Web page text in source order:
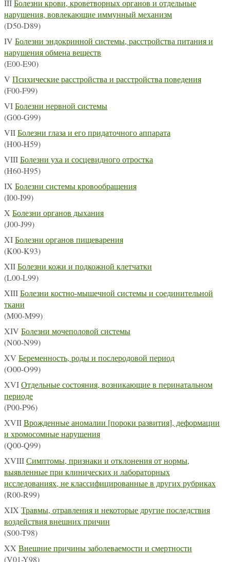
IIIБолезни крови, кроветворных органов и отдельные
нарушения, вовлекающие иммунный механизм
(D50-D89)
IV Болезни эндокринной системы, расстройства питания и
нарушения обмена веществ
(E00-E90)
V Психические расстройства и расстройства поведения
(F00-F99)
VIБолезни нервной системы
(G00-G99)
VIIБолезни глаза и его придаточного аппарата
(H00-H59)
VIIIБолезни уха и сосцевидного отростка
(H60-H95)
IX Болезни системы кровообращения
(I00-I99)
X Болезни органов дыхания
(J00-J99)
XIБолезни органов пищеварения
(K00-K93)
XIIБолезни кожи и подкожной клетчатки
(L00-L99)
XIIIБолезни костно-мышечной системы и соединительной
ткани
(M00-M99)
XIV Болезни мочеполовой системы
(N00-N99)
XV Беременность, роды и послеродовой период
(O00-O99)
XVIОтдельные состояния, возникающие в перинатальном
периоде
(P00-P96)
XVIIВрожденные аномалии [пороки развития], деформации
и хромосомные нарушения
(Q00-Q99)
XVIIIСимптомы, признаки и отклонения от нормы,
выявленные при клинических и лабораторных
исследованиях, не классифицированные в других рубриках
(R00-R99)
XIX Травмы, отравления и некоторые другие последствия
воздействия внешних причин
(S00-T98)
XX Внешние причины заболеваемости и смертности
(V01-Y98)